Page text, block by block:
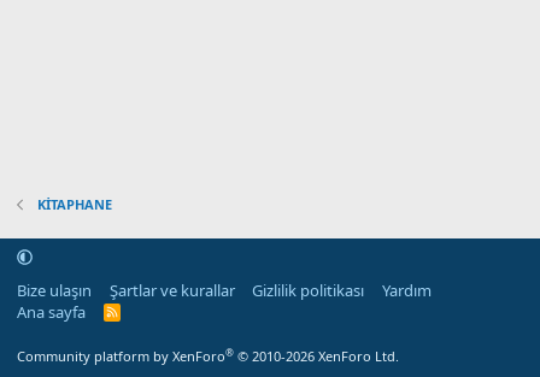
KİTAPHANE
Bize ulaşın Şartlar ve kurallar Gizlilik politikası
Yardım
Ana sayfa
R
Community platform by XenForo® © 2010-2026 XenForo Ltd.